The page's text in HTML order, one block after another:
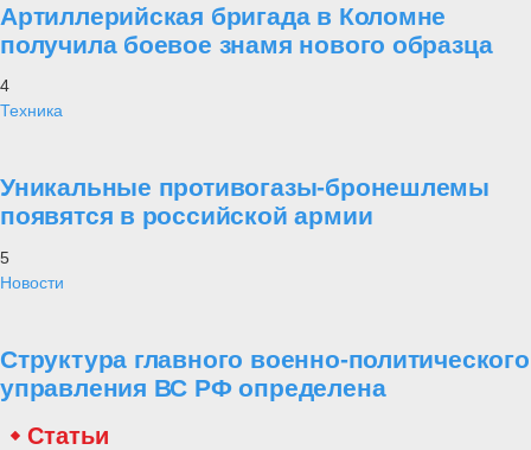
Артиллерийская бригада в Коломне
получила боевое знамя нового образца
4
Техника
Уникальные противогазы-бронешлемы
появятся в российской армии
5
Новости
Структура главного военно-политического
управления ВС РФ определена
Статьи